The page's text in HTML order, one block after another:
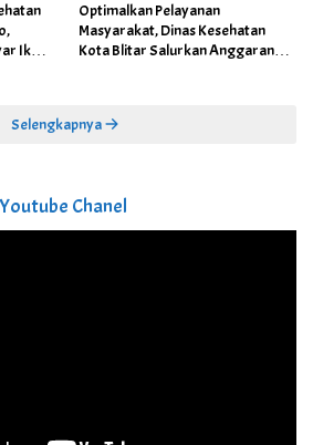
Ikuti
Optimalkan Pelayanan
Masyarakat, Dinas Kesehatan
Kota Blitar Salurkan Anggaran
Selengkapnya
Chanel